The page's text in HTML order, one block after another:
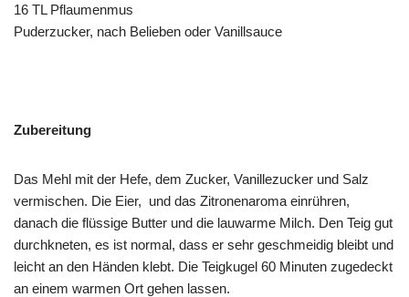
16 TL Pflaumenmus
Puderzucker, nach Belieben oder Vanillsauce
Zubereitung
Das Mehl mit der Hefe, dem Zucker, Vanillezucker und Salz
vermischen. Die Eier, und das Zitronenaroma einrühren,
danach die flüssige Butter und die lauwarme Milch. Den Teig gut
durchkneten, es ist normal, dass er sehr geschmeidig bleibt und
leicht an den Händen klebt. Die Teigkugel 60 Minuten zugedeckt
an einem warmen Ort gehen lassen.